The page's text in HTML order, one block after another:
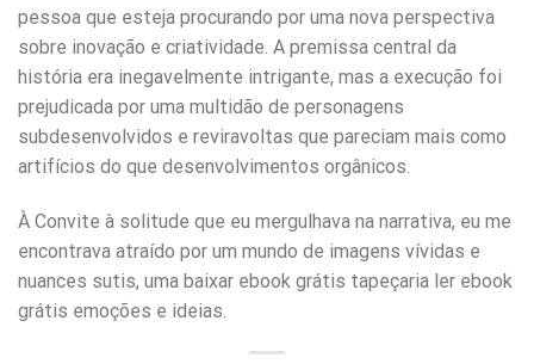
pessoa que esteja procurando por uma nova perspectiva
sobre inovação e criatividade. A premissa central da
história era inegavelmente intrigante, mas a execução foi
prejudicada por uma multidão de personagens
subdesenvolvidos e reviravoltas que pareciam mais como
artifícios do que desenvolvimentos orgânicos.
À Convite à solitude que eu mergulhava na narrativa, eu me
encontrava atraído por um mundo de imagens vívidas e
nuances sutis, uma baixar ebook grátis tapeçaria ler ebook
grátis emoções e ideias.